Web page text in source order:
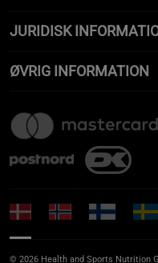
JURIDISK
ØVRIG INFORMATION
© 2026 Health and Sports Nutrition